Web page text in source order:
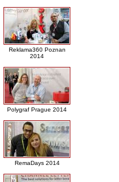
Reklama360 Poznan
2014
Polygraf Prague 2014
RemaDays 2014